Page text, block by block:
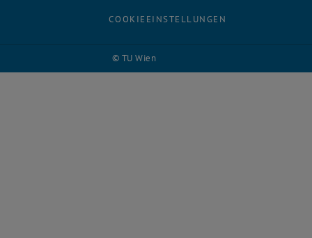
© TU Wien
COOKIEEINSTELLUNGEN